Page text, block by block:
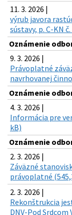
11. 3. 2026 |
výrub javora
sústavy, p. C-KN
Oznámenie
9. 3. 2026 |
Právoplatné
navrhovanej
Oznámenie
4. 3. 2026 |
Informácia pre
kB)
Oznámenie
2. 3. 2026 |
Záväzné
právoplatné
2. 3. 2026 |
Rekonštrukcia
DNV-Pod Srdcom